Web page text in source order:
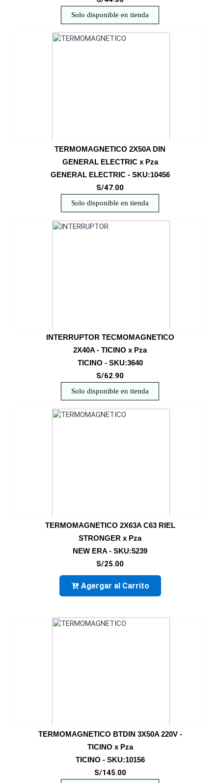
Solo disponible en tienda
TERMOMAGNETICO 2X50A DIN
GENERAL ELECTRIC x Pza
GENERAL ELECTRIC - SKU:10456
S/47.00
Solo disponible en tienda
INTERRUPTOR TECMOMAGNETICO
2X40A - TICINO x Pza
TICINO - SKU:3640
S/62.90
Solo disponible en tienda
TERMOMAGNETICO 2X63A C63 RIEL
STRONGER x Pza
NEW ERA - SKU:5239
S/25.00
Agergar al Carrito
TERMOMAGNETICO BTDIN 3X50A 220V -
TICINO x Pza
TICINO - SKU:10156
S/145.00